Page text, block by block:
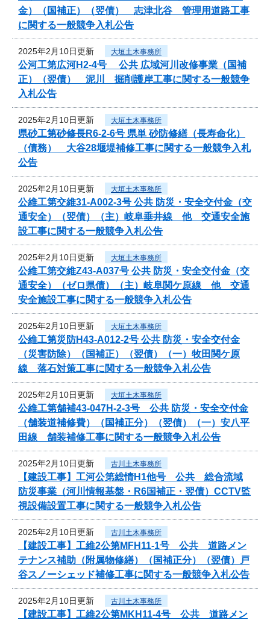
金）（国補正）（翌債） 志津北谷 管理用道路工事
に関する一般競争入札公告
2025年2月10日更新 大垣土木事務所
公河工第広河H2-4号 公共 広域河川改修事業（国補
正）（翌債） 泥川 掘削護岸工事に関する一般競争
入札公告
2025年2月10日更新 大垣土木事務所
県砂工第砂修長R6-2-6号 県単 砂防修繕（長寿命化）
（債務） 大谷28堰堤補修工事に関する一般競争入札
公告
2025年2月10日更新 大垣土木事務所
公維工第交維31-A002-3号 公共 防災・安全交付金（交
通安全）（翌債）（主）岐阜垂井線 他 交通安全施
設工事に関する一般競争入札公告
2025年2月10日更新 大垣土木事務所
公維工第交維Z43-A037号 公共 防災・安全交付金（交
通安全）（ゼロ県債）（主）岐阜関ケ原線 他 交通
安全施設工事に関する一般競争入札公告
2025年2月10日更新 大垣土木事務所
公維工第災防H43-A012-2号 公共 防災・安全交付金
（災害防除）（国補正）（翌債）（一）牧田関ケ原
線 落石対策工事に関する一般競争入札公告
2025年2月10日更新 大垣土木事務所
公維工第舗補43-047H-2-3号 公共 防災・安全交付金
（舗装道補修費）（国補正分）（翌債）（一）安八平
田線 舗装補修工事に関する一般競争入札公告
2025年2月10日更新 古川土木事務所
【建設工事】工河公第総情H1他号 公共 総合流域
防災事業（河川情報基盤・R6国補正・翌債）CCTV監
視設備設置工事に関する一般競争入札公告
2025年2月10日更新 古川土木事務所
【建設工事】工維2公第MFH11-1号 公共 道路メン
テナンス補助（附属物修繕）（国補正分）（翌債）戸
谷スノーシェッド補修工事に関する一般競争入札公告
2025年2月10日更新 古川土木事務所
【建設工事】工維2公第MKH11-4号 公共 道路メン